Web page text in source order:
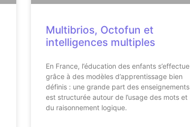
Multibrios, Octofun et
intelligences multiples
En France, l’éducation des enfants s’effectue
grâce à des modèles d’apprentissage bien
définis : une grande part des enseignements
est structurée autour de l’usage des mots et
du raisonnement logique.